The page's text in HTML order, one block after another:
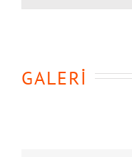
GALERİ